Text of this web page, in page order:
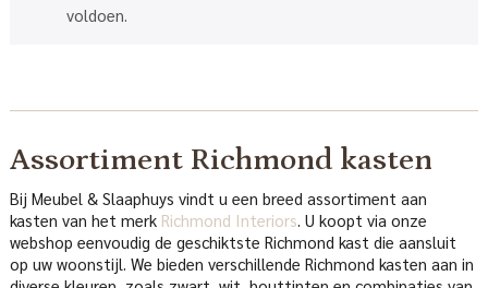
voldoen.
Assortiment Richmond kasten
Bij Meubel & Slaaphuys vindt u een breed assortiment aan
kasten van het merk Richmond Interiors. U koopt via onze
webshop eenvoudig de geschiktste Richmond kast die aansluit
op uw woonstijl. We bieden verschillende Richmond kasten aan in